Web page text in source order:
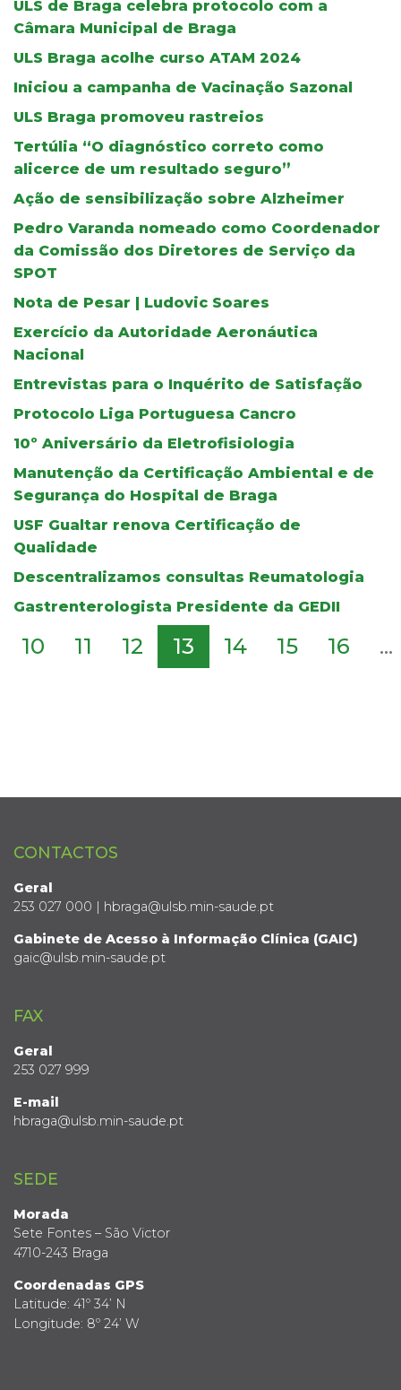
ULS de Braga celebra protocolo com a
Câmara Municipal de Braga
ULS Braga acolhe curso ATAM 2024
Iniciou a campanha de Vacinação Sazonal
ULS Braga promoveu rastreios
Tertúlia “O diagnóstico correto como
alicerce de um resultado seguro”
Ação de sensibilização sobre Alzheimer
Pedro Varanda nomeado como Coordenador
da Comissão dos Diretores de Serviço da
SPOT
Nota de Pesar | Ludovic Soares
Exercício da Autoridade Aeronáutica
Nacional
Entrevistas para o Inquérito de Satisfação
Protocolo Liga Portuguesa Cancro
10º Aniversário da Eletrofisiologia
Manutenção da Certificação Ambiental e de
Segurança do Hospital de Braga
USF Gualtar renova Certificação de
Qualidade
Descentralizamos consultas Reumatologia
Gastrenterologista Presidente da GEDII
10 11 12 13 14 15 16 ...
CONTACTOS
Geral
253 027 000 | hbraga@ulsb.min-saude.pt
Gabinete de Acesso à Informação Clínica (GAIC)
gaic@ulsb.min-saude.pt
FAX
Geral
253 027 999
E-mail
hbraga@ulsb.min-saude.pt
SEDE
Morada
Sete Fontes – São Victor
4710-243 Braga
Coordenadas GPS
Latitude: 41º 34’ N
Longitude: 8º 24’ W